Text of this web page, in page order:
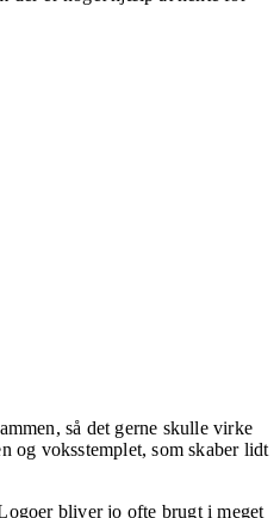
så det gerne skulle virke
og voksstemplet, som skaber lidt
bliver jo ofte brugt i meget